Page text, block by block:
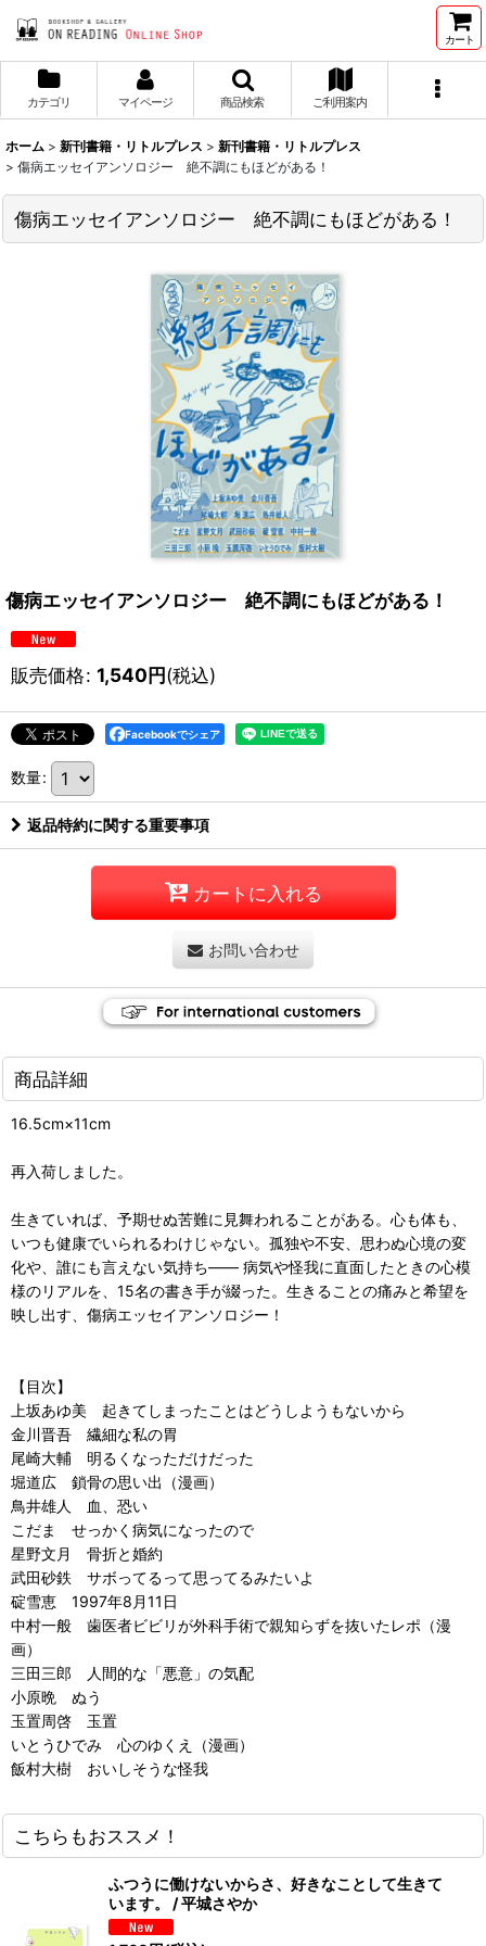
カート
カテゴリ マイページ 商品検索 ご利用案内
ホーム > 新刊書籍・リトルプレス > 新刊書籍・リトルプレス
> 傷病エッセイアンソロジー 絶不調にもほどがある！
傷病エッセイアンソロジー 絶不調にもほどがある！
傷病エッセイアンソロジー 絶不調にもほどがある！
販売価格: 1,540円(税込)
Facebookでシェア
数量:
返品特約に関する重要事項
カートに入れる
お問い合わせ
商品詳細
16.5cm×11cm
再入荷しました。
生きていれば、予期せぬ苦難に見舞われることがある。心も体も、
いつも健康でいられるわけじゃない。孤独や不安、思わぬ心境の変
化や、誰にも言えない気持ち―― 病気や怪我に直面したときの心模
様のリアルを、15名の書き手が綴った。生きることの痛みと希望を
映し出す、傷病エッセイアンソロジー！
【目次】
上坂あゆ美 起きてしまったことはどうしようもないから
金川晋吾 繊細な私の胃
尾崎大輔 明るくなっただけだった
堀道広 鎖骨の思い出（漫画）
鳥井雄人 血、恐い
こだま せっかく病気になったので
星野文月 骨折と婚約
武田砂鉄 サボってるって思ってるみたいよ
碇雪恵 1997年8月11日
中村一般 歯医者ビビリが外科手術で親知らずを抜いたレポ（漫
画）
三田三郎 人間的な「悪意」の気配
小原晩 ぬう
玉置周啓 玉置
いとうひでみ 心のゆくえ（漫画）
飯村大樹 おいしそうな怪我
こちらもおススメ！
ふつうに働けないからさ、好きなことして生きて
います。 / 平城さやか